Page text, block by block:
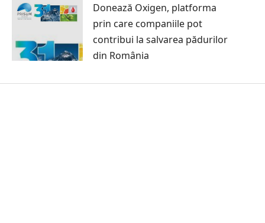
Donează Oxigen, platforma
prin care companiile pot
contribui la salvarea pădurilor
din România